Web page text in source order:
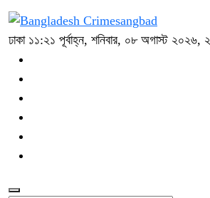
ঢাকা ১১:২১ পূর্বাহ্ন, শনিবার, ০৮ অগাস্ট ২০২৬,